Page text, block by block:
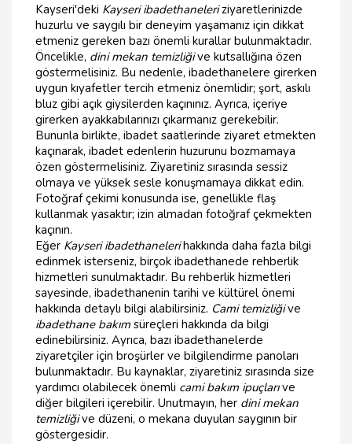
Kayseri'deki Kayseri ibadethaneleriziyaretlerinizde
huzurlu ve saygılı bir deneyim yaşamanız için dikkat
etmeniz gereken bazı önemli kurallar bulunmaktadır.
Öncelikle, dini mekan temizliğive kutsallığına özen
göstermelisiniz. Bu nedenle, ibadethanelere girerken
uygun kıyafetler tercih etmeniz önemlidir; şort, askılı
bluz gibi açık giysilerden kaçınınız. Ayrıca, içeriye
girerken ayakkabılarınızı çıkarmanız gerekebilir.
Bununla birlikte, ibadet saatlerinde ziyaret etmekten
kaçınarak, ibadet edenlerin huzurunu bozmamaya
özen göstermelisiniz. Ziyaretiniz sırasında sessiz
olmaya ve yüksek sesle konuşmamaya dikkat edin.
Fotoğraf çekimi konusunda ise, genellikle flaş
kullanmak yasaktır; izin almadan fotoğraf çekmekten
kaçının.
Eğer Kayseri ibadethanelerihakkında daha fazla bilgi
edinmek isterseniz, birçok ibadethanede rehberlik
hizmetleri sunulmaktadır. Bu rehberlik hizmetleri
sayesinde, ibadethanenin tarihi ve kültürel önemi
hakkında detaylı bilgi alabilirsiniz. Cami temizliğive
ibadethane bakım süreçleri hakkında da bilgi
edinebilirsiniz. Ayrıca, bazı ibadethanelerde
ziyaretçiler için broşürler ve bilgilendirme panoları
bulunmaktadır. Bu kaynaklar, ziyaretiniz sırasında size
yardımcı olabilecek önemli cami bakım ipuçlarıve
diğer bilgileri içerebilir. Unutmayın, her dini mekan
temizliğive düzeni, o mekana duyulan saygının bir
göstergesidir.